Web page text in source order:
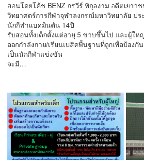
สอนโดยโค้ช BENZ กรวีร์ พิกุลงาม อดีตเยาว
วิทยาศตร์การกีฬาจุฬาลงกรณ์มหาวิทยาลัย ป
นักกีฬาแบดมินตัน 14ปี
รับสอนทั้งเด็กตั้งแต่อายุ 5 ขวบขึ้นไป และผู้ให
ออกกำลังกาย/เรียนเบสิคพื้นฐานที่ถูกเพื่อป้องกั
เป็นนักกีฬาแข่งขัน
จะมี…